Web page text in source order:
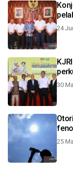
24
30
25